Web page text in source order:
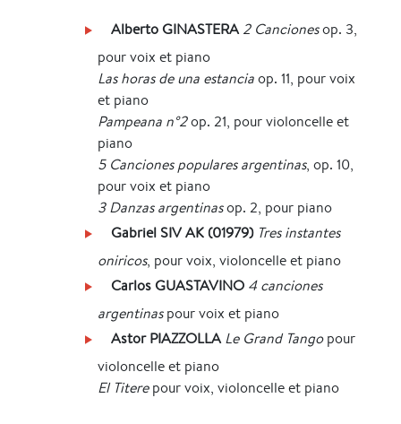
Alberto GINASTERA 2 Cancionesop. 3,
pour voix et piano
Las horas de una estanciaop. 11, pour voix
et piano
Pampeana n°2op. 21, pour violoncelle et
piano
5 Canciones populares argentinas, op. 10,
pour voix et piano
3 Danzas argentinasop. 2, pour piano
Gabriel SIV AK (01979) Tres instantes
oniricos, pour voix, violoncelle et piano
Carlos GUASTAVINO 4 canciones
argentinaspour voix et piano
Astor PIAZZOLLALe Grand Tangopour
violoncelle et piano
El Titere pour voix, violoncelle et piano